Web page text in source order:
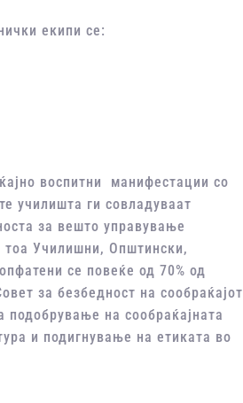
екипи се:
воспитни манифестации со
училишта ги совладуваат
за вешто управување
тоа Училишни, Општински,
се повеќе од 70% од
за безбедност на сообраќајот
на сообраќајната
и подигнување на етиката во